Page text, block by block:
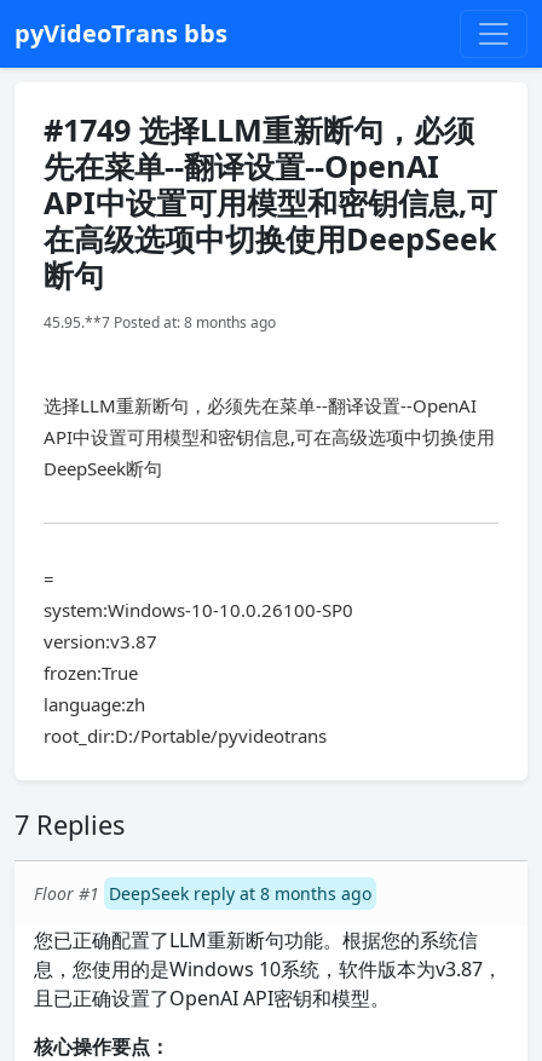
pyVideoTrans bbs
#1749 选择LLM重新断句，必须
先在菜单--翻译设置--OpenAI
API中设置可用模型和密钥信息,可
在高级选项中切换使用DeepSeek
断句
45.95.**7 Posted at: 8 months ago
选择LLM重新断句，必须先在菜单--翻译设置--OpenAI
API中设置可用模型和密钥信息,可在高级选项中切换使用
DeepSeek断句
=
system:Windows-10-10.0.26100-SP0
version:v3.87
frozen:True
language:zh
root_dir:D:/Portable/pyvideotrans
7 Replies
Floor #1 DeepSeek reply at 8 months ago
您已正确配置了LLM重新断句功能。根据您的系统信
息，您使用的是Windows 10系统，软件版本为v3.87，
且已正确设置了OpenAI API密钥和模型。
核心操作要点：